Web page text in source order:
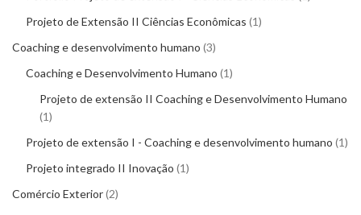
Projeto de Extensão II Ciências Econômicas 1
Coaching e desenvolvimento humano 3
Coaching e Desenvolvimento Humano 1
Projeto de extensão II Coaching e Desenvolvimento Humano
1
Projeto de extensão I - Coaching e desenvolvimento humano 1
Projeto integrado II Inovação 1
Comércio Exterior 2